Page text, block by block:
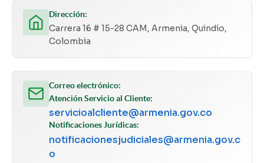
Dirección:
Carrera 16 # 15-28 CAM, Armenia, Quindío,
Colombia
Correo electrónico:
Atención Servicio al Cliente:
servicioalcliente@armenia.gov.co
Notificaciones Jurídicas:
notificacionesjudiciales@armenia.gov.c
o